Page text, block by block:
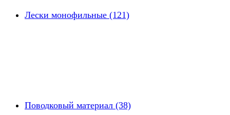
Лески монофильные (121)
Поводковый материал (38)